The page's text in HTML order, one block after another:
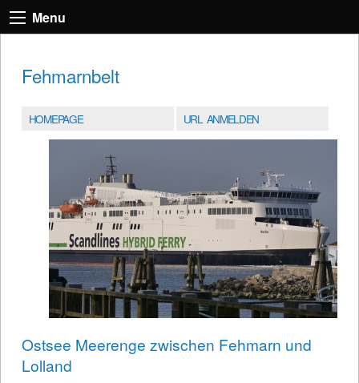
Menu
Fehmarnbelt
HOMEPAGE URL ANMELDEN
Ostsee Meerenge zwischen Fehmarn und
Lolland